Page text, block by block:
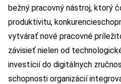
bežný pracovný nástroj, ktorý
produktivitu,
vytvárať nové pracovné
závisieť nielen od
investícií do digitálnych
schopnosti organizácií